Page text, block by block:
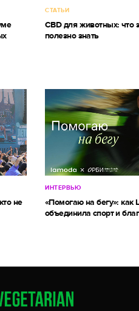
СТАТЬИ
CBD для животных: что
полезно знать
не
ИНТЕРВЬЮ
«Помогаю на бегу»: как
объединила спорт и